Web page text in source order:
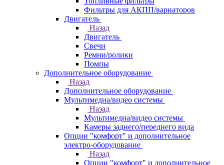
Фильтры для АКПП/вариаторов
Двигатель
Назад
Двигатель
Свечи
Ремни/ролики
Помпы
Дополнительное оборудование
Назад
Дополнительное оборудование
Мультимедиа/видео системы
Назад
Мультимедиа/видео системы
Камеры заднего/переднего вида
Опции "комфорт" и дополнительное
электро-оборудование
Назад
Опции "комфорт" и дополнительное